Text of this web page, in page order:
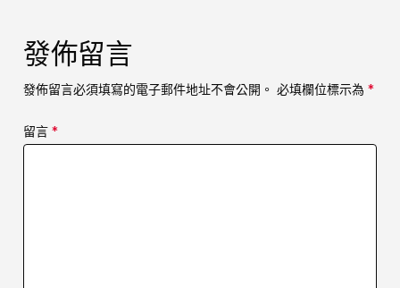
發佈留言
發佈留言必須填寫的電子郵件地址不會公開。 必填欄位標示為 *
留言 *